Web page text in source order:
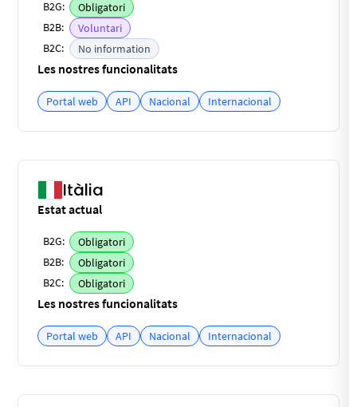
B2G:
Obligatori
B2B:
Voluntari
B2C:
No information
Les nostres funcionalitats
Portal web API Nacional Internacional
Itàlia
Estat actual
B2G:
Obligatori
B2B:
Obligatori
B2C:
Obligatori
Les nostres funcionalitats
Portal web API Nacional Internacional